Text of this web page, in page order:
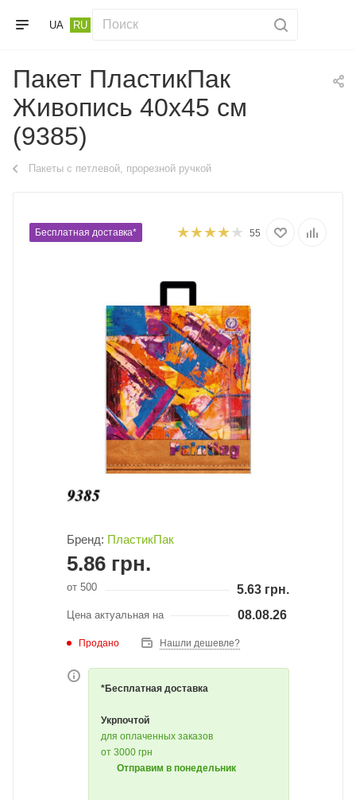
UA RU
Пакет ПластикПак
Живопись 40х45 см
(9385)
Пакеты с петлевой, прорезной ручкой
Бесплатная доставка* 55
Бренд: ПластикПак
5.86 грн.
от 500 5.63 грн.
Цена актуальная на 08.08.26
Продано Нашли дешевле?
*Бесплатная доставка
Укрпочтой
для оплаченных заказов
от 3000 грн
Отправим в понедельник